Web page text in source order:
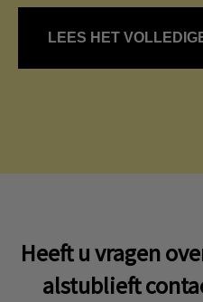
LEES HET
Heeft u vragen
alstublieft